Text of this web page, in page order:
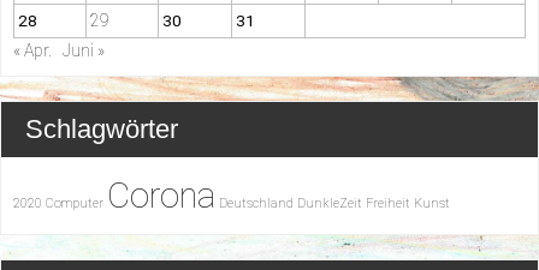
28
29 30 31
« Apr. Juni »
Schlagwörter
2020 Computer Corona Deutschland DunkleZeit Freiheit Kunst